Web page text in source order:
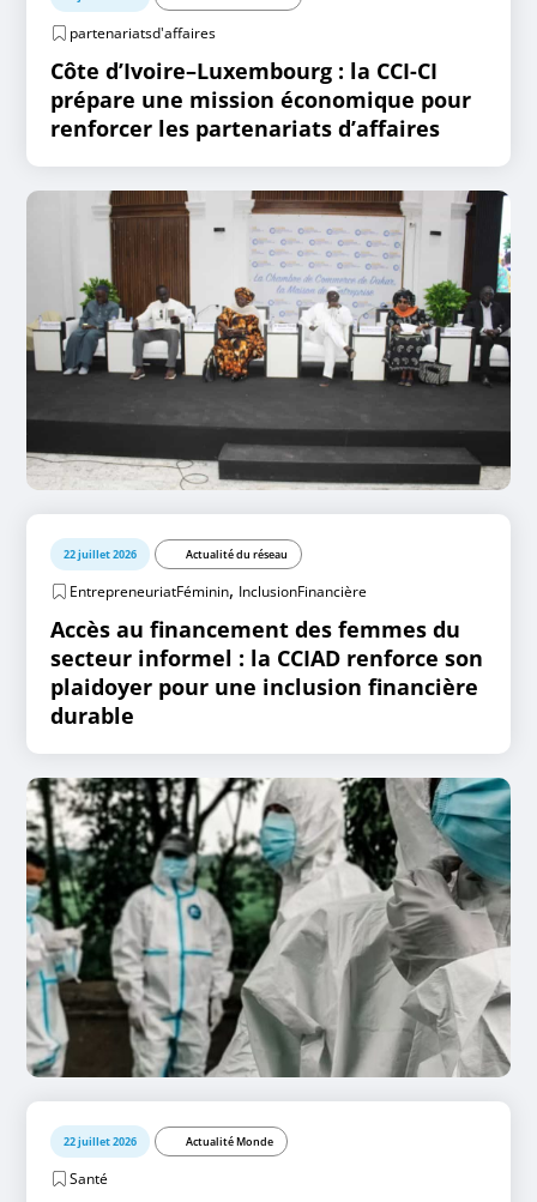
partenariatsd'affaires
Côte d’Ivoire–Luxembourg : la CCI-CI
prépare une mission économique pour
renforcer les partenariats d’affaires
22 juillet 2026 Actualité du réseau
EntrepreneuriatFéminin, InclusionFinancière
Accès au financement des femmes du
secteur informel : la CCIAD renforce son
plaidoyer pour une inclusion financière
durable
22 juillet 2026 Actualité Monde
Santé